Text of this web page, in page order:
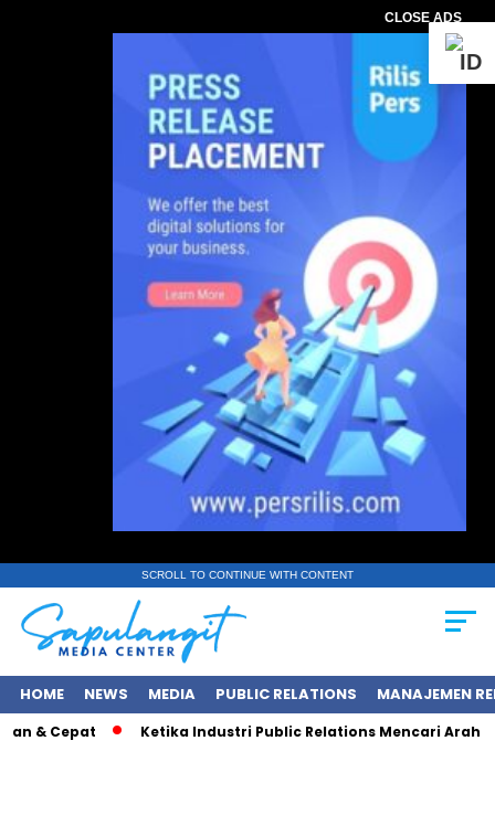
CLOSE ADS
SCROLL TO CONTINUE WITH CONTENT
HOME NEWS MEDIA PUBLIC RELATIONS MANAJEMEN
Ketika Industri Public Relations Mencari Arah Baru di